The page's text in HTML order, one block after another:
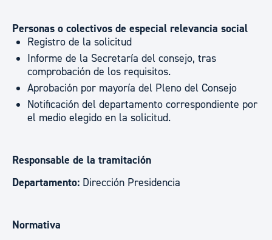
Personas o colectivos de especial relevancia social
Registro de la solicitud
Informe de la Secretaría del consejo, tras
comprobación de los requisitos.
Aprobación por mayoría del Pleno del Consejo
Notificación del departamento correspondiente por
el medio elegido en la solicitud.
Responsable de la tramitación
Departamento: Dirección Presidencia
Normativa